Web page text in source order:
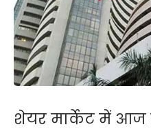
शेयर मार्केट में